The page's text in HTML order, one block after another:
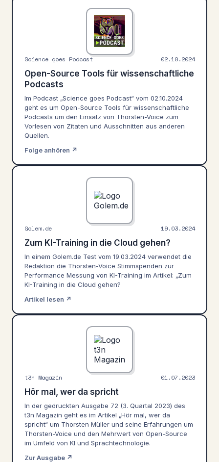
Science goes Podcast 02.10.2024
Open-Source Tools für wissenschaftliche
Podcasts
Im Podcast „Science goes Podcast“ vom 02.10.2024
geht es um Open-Source Tools für wissenschaftliche
Podcasts um den Einsatz von Thorsten-Voice zum
Vorlesen von Zitaten und Ausschnitten aus anderen
Quellen.
Folge anhören ↗
Golem.de 19.03.2024
Zum KI-Training in die Cloud gehen?
In einem Golem.de Test vom 19.03.2024 verwendet die
Redaktion die Thorsten-Voice Stimmspenden zur
Performance Messung von KI-Training im Artikel: „Zum
KI-Training in die Cloud gehen?
Artikel lesen ↗
t3n Magazin 01.07.2023
Hör mal, wer da spricht
In der gedruckten Ausgabe 72 (3. Quartal 2023) des
t3n Magazin geht es im Artikel „Hör mal, wer da
spricht“ um Thorsten Müller und seine Erfahrungen um
Thorsten-Voice und den Mehrwert von Open-Source
im Umfeld von KI und Sprachtechnologie.
Zur Ausgabe ↗